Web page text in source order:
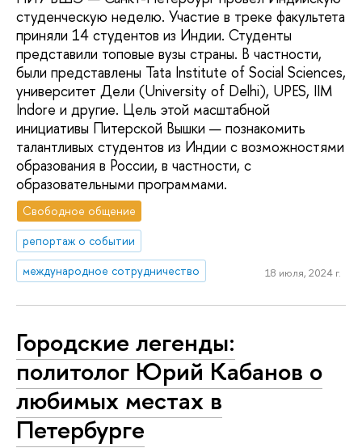
студенческую неделю. Участие в треке факультета
приняли 14 студентов из Индии. Студенты
представили топовые вузы страны. В частности,
были представлены Tata Institute of Social Sciences,
университет Дели (University of Delhi), UPES, IIM
Indore и другие. Цель этой масштабной
инициативы Питерской Вышки — познакомить
талантливых студентов из Индии с возможностями
образования в России, в частности, с
образовательными программами.
Свободное общение
репортаж о событии
международное сотрудничество
18 июля, 2024 г.
Городские легенды:
политолог Юрий Кабанов о
любимых местах в
Петербурге